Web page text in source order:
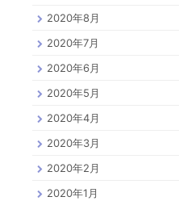
2020年8月
2020年7月
2020年6月
2020年5月
2020年4月
2020年3月
2020年2月
2020年1月